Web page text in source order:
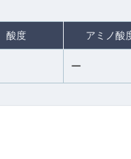
酸度 アミノ酸
ー